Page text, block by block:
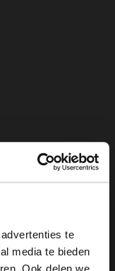
te
media te bieden